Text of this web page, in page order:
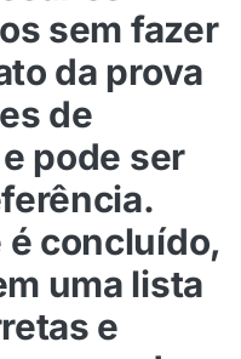
sem fazer
da prova
de
pode ser
é concluído,
uma lista
e